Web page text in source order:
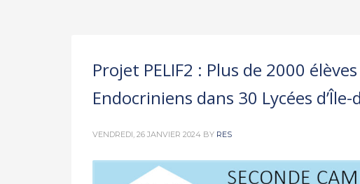
Projet PELIF2 : Plus de 2000
Endocriniens dans 30 Lycées d’Île-
VENDREDI, 26 JANVIER 2024 BY RES